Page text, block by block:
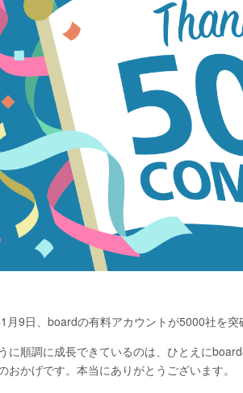
月9日、boardの有料アカウントが5000社を突
に順調に成長できているのは、ひとえに
おかげです。本当にありがとうございます。